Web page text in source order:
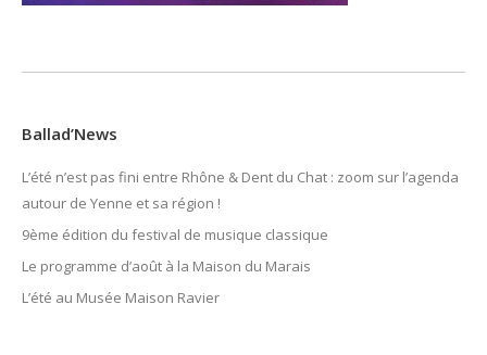
Ballad’News
L’été n’est pas fini entre Rhône & Dent du Chat : zoom sur l’agenda
autour de Yenne et sa région !
9ème édition du festival de musique classique
Le programme d’août à la Maison du Marais
L’été au Musée Maison Ravier